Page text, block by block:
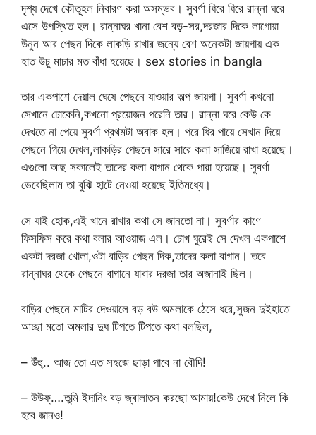
দৃশ্য দেখে কৌতূহল নিবারণ করা অসম্ভব। সুবর্ণা ধিরে ধিরে রান্না ঘরে
এসে উপস্থিত হল। রান্নাঘর খানা বেশ বড়-সর,দরজার দিকে লাগোয়া
উনুন আর পেছন দিকে লাকড়ি রাখার জন্যে বেশ অনেকটা জায়গায় এক
হাত উচু মাচার মত বাঁধা হয়েছে। sex stories in bangla
তার একপাশে দেয়াল ঘেষে পেছনে যাওয়ার অল্প জায়গা। সুবর্ণা কখনো
সেখানে ঢোকেনি,কখনো প্রয়োজন পরেনি তার। রান্না ঘরে কেউ কে
দেখতে না পেয়ে সুবর্ণা প্রথমটা অবাক হল। পরে ধির পায়ে সেখান দিয়ে
পেছনে গিয়ে দেখল,লাকড়ির পেছনে সারে সারে কলা সাজিয়ে রাখা হয়েছে।
এগুলো আছ সকালেই তাদের কলা বাগান থেকে পারা হয়েছে। সুবর্ণা
ভেবেছিলাম তা বুঝি হাটে নেওয়া হয়েছে ইতিমধ্যে।
সে যাই হোক,এই খানে রাখার কথা সে জানতো না। সুবর্ণার কাণে
ফিসফিস করে কথা বলার আওয়াজ এল। চোখ ঘুরেই সে দেখল একপাশে
একটা দরজা খোলা,ওটা বাড়ির পেছন দিক,তাদের কলা বাগান। তবে
রান্নাঘর থেকে পেছনে বাগানে যাবার দরজা তার অজানাই ছিল।
বাড়ির পেছনে মাটির দেওয়ালে বড় বউ অমলাকে ঠেসে ধরে,সুজন দুইহাতে
আচ্ছা মতো অমলার দুধ টিপতে টিপতে কথা বলছিল,
– উঁহু্.. আজ তো এত সহজে ছাড়া পাবে না বৌদি!
– উউফ্….তুমি ইদানিং বড় জ্বালাতন করছো আমায়!কেউ দেখে নিলে কি
হবে জানও!